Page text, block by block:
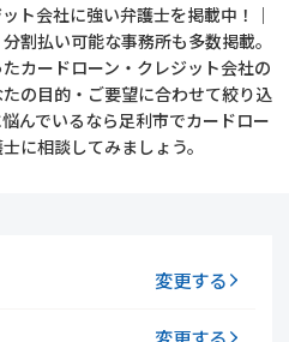
時効援用
会社破産・法人破産
消費者金融・サラ金
債務整理
個人再生（民事再生）
過払金
ト会社に強い弁護士を掲載中！｜
割払い可能な事務所も多数掲載。
カードローン・クレジット会社の
の目的・ご要望に合わせて絞り込
んでいるなら足利市でカードロー
に相談してみましょう。
変更する